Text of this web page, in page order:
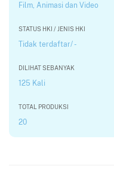
Film, Animasi dan Video
STATUS HKI / JENIS HKI
Tidak terdaftar/ -
DILIHAT SEBANYAK
125 Kali
TOTAL PRODUKSI
20